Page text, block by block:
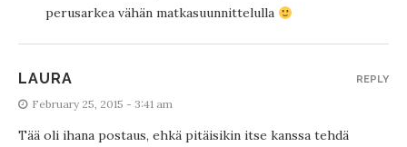
perusarkea vähän matkasuunnittelulla
LAURA
February 25, 2015 - 3:41 am
Tää oli ihana postaus, ehkä pitäisikin itse kanssa tehdä
REPLY